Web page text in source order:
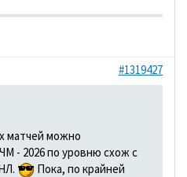
#1319427
матчей можно
- 2026 по уровню схож с
Пока, по крайней